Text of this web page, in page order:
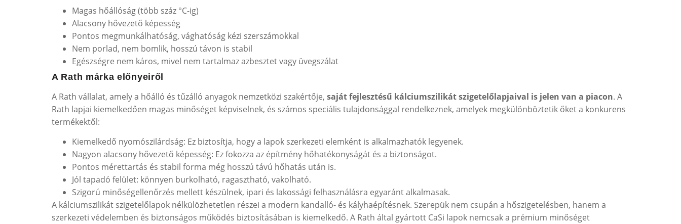
Magas hőállóság (több száz °C-ig)
Alacsony hővezető képesség
Pontos megmunkálhatóság, vághatóság kézi szerszámokkal
Nem porlad, nem bomlik, hosszú távon is stabil
Egészségre nem káros, mivel nem tartalmaz azbesztet vagy üvegszálat
A Rath márka előnyeiről
A Rath vállalat, amely a hőálló és tűzálló anyagok nemzetközi szakértője, saját fejlesztésű kálciumszilikát szigetelőlapjaival is jelen van a piacon. A
Rath lapjai kiemelkedően magas minőséget képviselnek, és számos speciális tulajdonsággal rendelkeznek, amelyek megkülönböztetik őket a konkurens
termékektől:
Kiemelkedő nyomószilárdság: Ez biztosítja, hogy a lapok szerkezeti elemként is alkalmazhatók legyenek.
Nagyon alacsony hővezető képesség: Ez fokozza az építmény hőhatékonyságát és a biztonságot.
Pontos mérettartás és stabil forma még hosszú távú hőhatás után is.
Jól tapadó felület: könnyen burkolható, ragasztható, vakolható.
Szigorú minőségellenőrzés mellett készülnek, ipari és lakossági felhasználásra egyaránt alkalmasak.
A kálciumszilikát szigetelőlapok nélkülözhetetlen részei a modern kandalló- és kályhaépítésnek. Szerepük nem csupán a hőszigetelésben, hanem a
szerkezeti védelemben és biztonságos működés biztosításában is kiemelkedő. A Rath által gyártott CaSi lapok nemcsak a prémium minőséget